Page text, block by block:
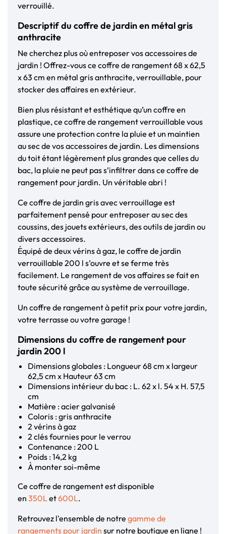
verrouillé.
Descriptif du coffre de jardin en métal gris
anthracite
Ne cherchez plus où entreposer vos accessoires de
jardin ! Offrez-vous ce coffre de rangement 68 x 62,5
x 63 cm en métal gris anthracite, verrouillable, pour
stocker des affaires en extérieur.
Bien plus résistant et esthétique qu’un coffre en
plastique, ce coffre de rangement verrouillable vous
assure une protection contre la pluie et un maintien
au sec de vos accessoires de jardin. Les dimensions
du toit étant légèrement plus grandes que celles du
bac, la pluie ne peut pas s’infiltrer dans ce coffre de
rangement pour jardin. Un véritable abri !
Ce coffre de jardin gris avec verrouillage est
parfaitement pensé pour entreposer au sec des
coussins, des jouets extérieurs, des outils de jardin ou
divers accessoires.
Équipé de deux vérins à gaz, le coffre de jardin
verrouillable 200 l s’ouvre et se ferme très
facilement. Le rangement de vos affaires se fait en
toute sécurité grâce au système de verrouillage.
Un coffre de rangement à petit prix pour votre jardin,
votre terrasse ou votre garage !
Dimensions du coffre de rangement pour
jardin 200 l
Dimensions globales : Longueur 68 cm x largeur
62,5 cm x Hauteur 63 cm
Dimensions intérieur du bac : L. 62 x l. 54 x H. 57,5
cm
Matière : acier galvanisé
Coloris : gris anthracite
2 vérins à gaz
2 clés fournies pour le verrou
Contenance : 200 L
Poids : 14,2 kg
À monter soi-même
Ce coffre de rangement est disponible
en 350Let600L.
Retrouvez l'ensemble de notre gamme de
rangements pour jardin sur notre boutique en ligne !